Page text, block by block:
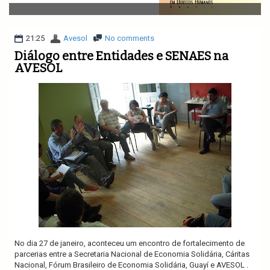
v
i
a
i
n
21:25 Avesol No comments
Diálogo entre Entidades e SENAES na
AVESOL
No dia 27 de janeiro, aconteceu um encontro de fortalecimento de
parcerias entre a Secretaria Nacional de Economia Solidária, Cáritas
Nacional, Fórum Brasileiro de Economia Solidária, Guayí e AVESOL .